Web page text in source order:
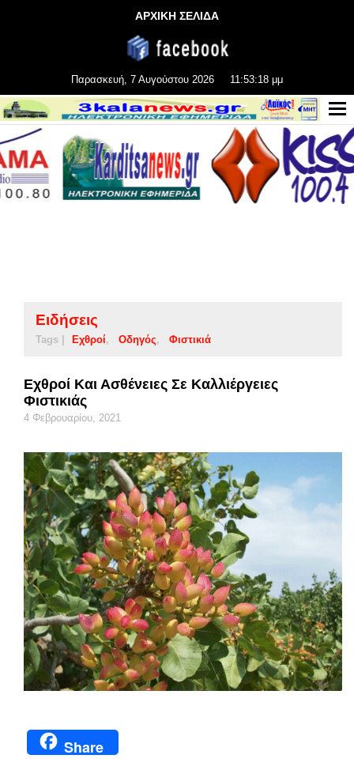
ΑΡΧΙΚΗ ΣΕΛΙΔΑ
Παρασκευή, 7 Αυγούστου 2026 11:53:19 μμ
Ειδήσεις
Tags | Εχθροί Οδηγός Φιστικιά
Εχθροί Και Ασθένειες Σε Καλλιέργειες
Φιστικιάς
4 Φεβρουαρίου, 2021
Share